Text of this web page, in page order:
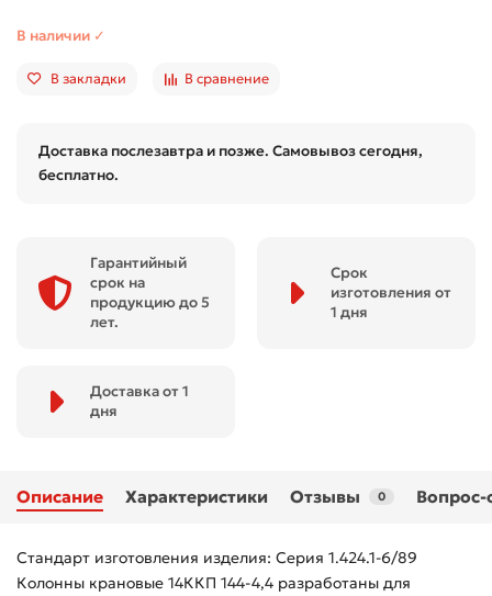
В наличии ✓
В закладки В сравнение
Доставка послезавтра и позже. Самовывоз сегодня,
бесплатно.
Гарантийный
срок на
продукцию до 5
лет.
Срок
изготовления от
1 дня
Доставка от 1
дня
Описание Характеристики Отзывы 0 Вопрос-
Стандарт изготовления изделия: Серия 1.424.1-6/89
Колонны крановые 14ККП 144-4,4 разработаны для